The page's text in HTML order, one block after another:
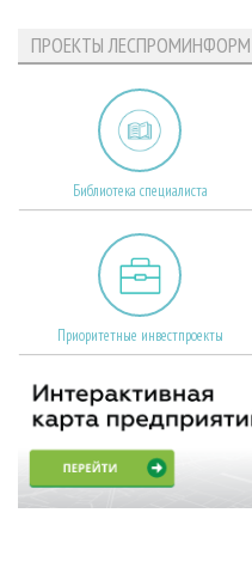
ПРОЕКТЫ ЛЕСПРОМИНФОРМ
Библиотека специалиста
Приоритетные инвестпроекты